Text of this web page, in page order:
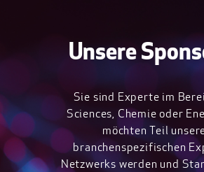
Unsere
Sie sind Experte im
Sciences, Chemie oder
möchten Teil
branchenspezifischen
Netzwerks werden und